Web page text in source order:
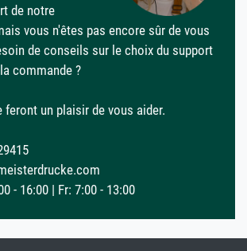
de notre
vous n'êtes pas encore sûr de vous
de conseils sur le choix du support
commande ?
feront un plaisir de vous aider.
- 16:00 | Fr: 7:00 - 13:00